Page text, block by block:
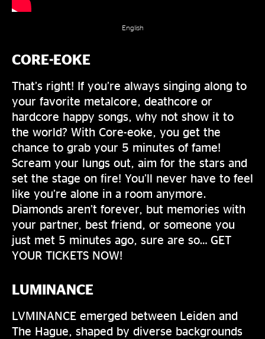
English
CORE-EOKE
That’s right! If you’re always singing along to
your favorite metalcore, deathcore or
hardcore happy songs, why not show it to
the world? With Core-eoke, you get the
chance to grab your 5 minutes of fame!
Scream your lungs out, aim for the stars and
set the stage on fire! You’ll never have to feel
like you’re alone in a room anymore.
Diamonds aren’t forever, but memories with
your partner, best friend, or someone you
just met 5 minutes ago, sure are so… GET
YOUR TICKETS NOW!
LUMINANCE
LVMINANCE emerged between Leiden and
The Hague, shaped by diverse backgrounds